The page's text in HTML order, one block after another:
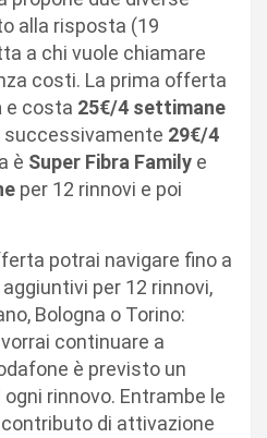
alla risposta (19
a chi vuole chiamare
costi. La prima offerta
e costa 25€/4 settimane
successivamente 29€/4
è Super Fibra Family e
per 12 rinnovi e poi
potrai navigare fino a
per 12 rinnovi,
Bologna o Torino:
continuare a
è previsto un
rinnovo. Entrambe le
di attivazione